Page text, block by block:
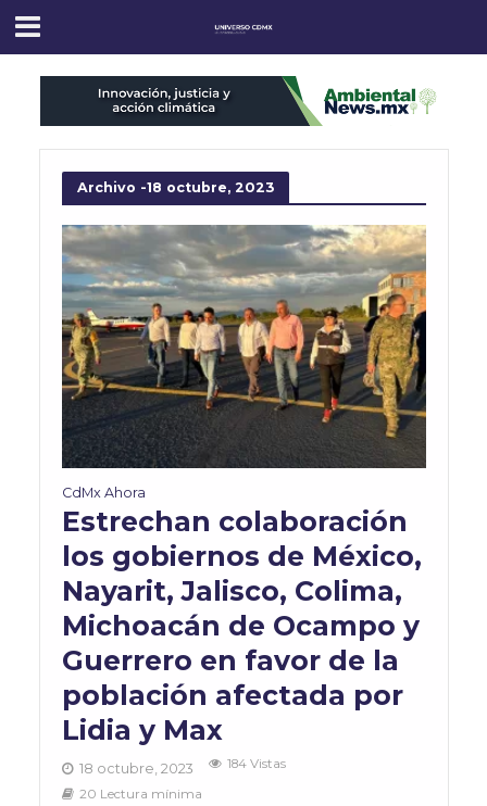
Archivo -18 octubre, 2023
CdMx Ahora
Estrechan colaboración
los gobiernos de México,
Nayarit, Jalisco, Colima,
Michoacán de Ocampo y
Guerrero en favor de la
población afectada por
Lidia y Max
18 octubre, 2023
184 Vistas
20 Lectura mínima